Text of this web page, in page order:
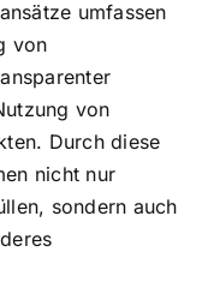
umfassen
von
von
Durch diese
nicht nur
sondern auch